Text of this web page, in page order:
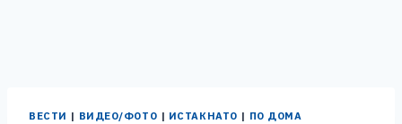
ВЕСТИ | ВИДЕО/ФОТО | ИСТАКНАТО | ПО ДОМА